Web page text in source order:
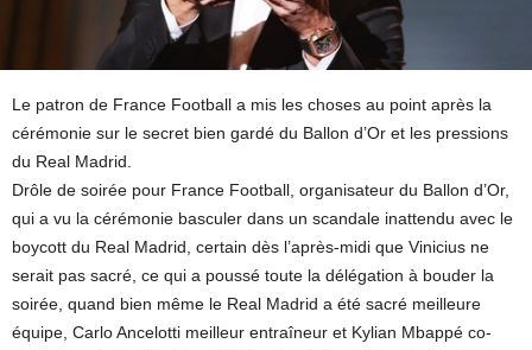
Le patron de France Football a mis les choses au point après la
cérémonie sur le secret bien gardé du Ballon d’Or et les pressions
du Real Madrid.
Drôle de soirée pour France Football, organisateur du Ballon d’Or,
qui a vu la cérémonie basculer dans un scandale inattendu avec le
boycott du Real Madrid, certain dès l’après-midi que Vinicius ne
serait pas sacré, ce qui a poussé toute la délégation à bouder la
soirée, quand bien même le Real Madrid a été sacré meilleure
équipe, Carlo Ancelotti meilleur entraîneur et Kylian Mbappé co-